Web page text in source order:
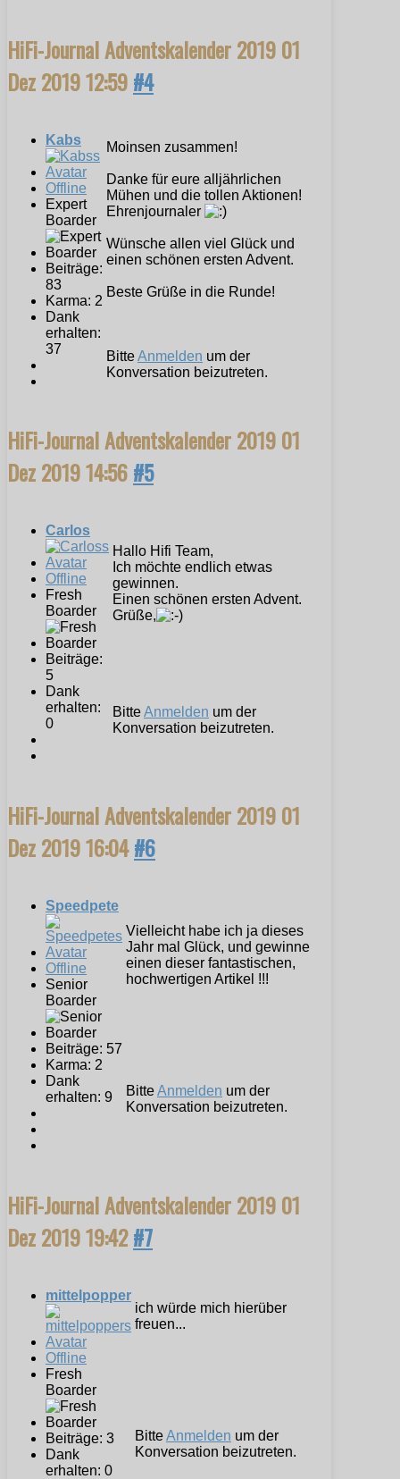
HiFi-Journal Adventskalender 201901
Dez 2019 12:59#4
Kabs
Offline
Expert
Boarder
Beiträge:
83
Karma: 2
Dank
erhalten:
37
Moinsen zusammen!
Danke für eure alljährlichen
Mühen und die tollen Aktionen!
Ehrenjournaler
Wünsche allen viel Glück und
einen schönen ersten Advent.
Beste Grüße in die Runde!
BitteAnmelden um der
Konversation beizutreten.
HiFi-Journal Adventskalender 201901
Dez 2019 14:56#5
Carlos
Offline
Fresh
Boarder
Beiträge:
5
Dank
erhalten:
0
Hallo Hifi Team,
Ich möchte endlich etwas
gewinnen.
Einen schönen ersten Advent.
Grüße,
BitteAnmelden um der
Konversation beizutreten.
HiFi-Journal Adventskalender 201901
Dez 2019 16:04#6
Speedpete
Offline
Senior
Boarder
Beiträge: 57
Karma: 2
Dank
erhalten: 9
Vielleicht habe ich ja dieses
Jahr mal Glück, und gewinne
einen dieser fantastischen,
hochwertigen Artikel !!!
BitteAnmelden um der
Konversation beizutreten.
HiFi-Journal Adventskalender 201901
Dez 2019 19:42#7
mittelpopper
Offline
Fresh
Boarder
Beiträge: 3
Dank
erhalten: 0
ich würde mich hierüber
freuen...
BitteAnmelden um der
Konversation beizutreten.